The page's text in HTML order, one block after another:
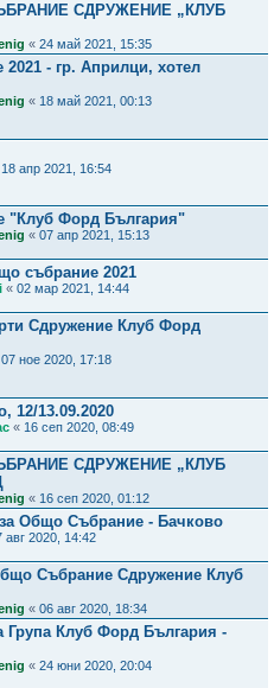
СДРУЖЕНИЕ „КЛУБ
« 24 май 2021, 15:35
- гр. Априлци, хотел
« 18 май 2021, 00:13
18 апр 2021, 16:54
"Клуб Форд България"
« 07 апр 2021, 15:13
събрание 2021
« 02 мар 2021, 14:44
Сдружение Клуб Форд
07 ное 2020, 17:18
12/13.09.2020
« 16 сеп 2020, 08:49
СДРУЖЕНИЕ „КЛУБ
« 16 сеп 2020, 01:12
Общо Събрание - Бачково
авг 2020, 14:42
Събрание Сдружение Клуб
« 06 авг 2020, 18:34
Група Клуб Форд България -
« 24 юни 2020, 20:04